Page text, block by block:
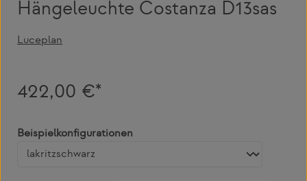
Hängeleuchte Costanza D13sas
Luceplan
422,00 €*
Beispielkonfigurationen